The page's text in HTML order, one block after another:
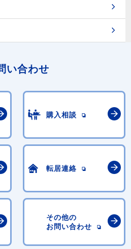
い合わせ
購入相談
転居連絡
その他の
お問い合わせ